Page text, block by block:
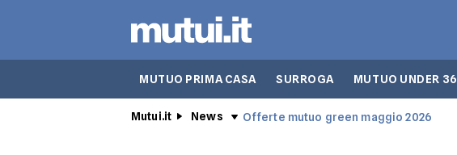
MUTUO PRIMA CASA SURROGA MUTUO UNDER 36
Mutui.it News Offerte mutuo green maggio 2026